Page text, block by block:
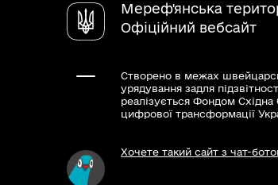
Мереф'янська
Офіційний вебсайт
Створено в межах
урядування задля
реалізується Фондом
цифрової трансформації
Хочете такий сайт з чат-